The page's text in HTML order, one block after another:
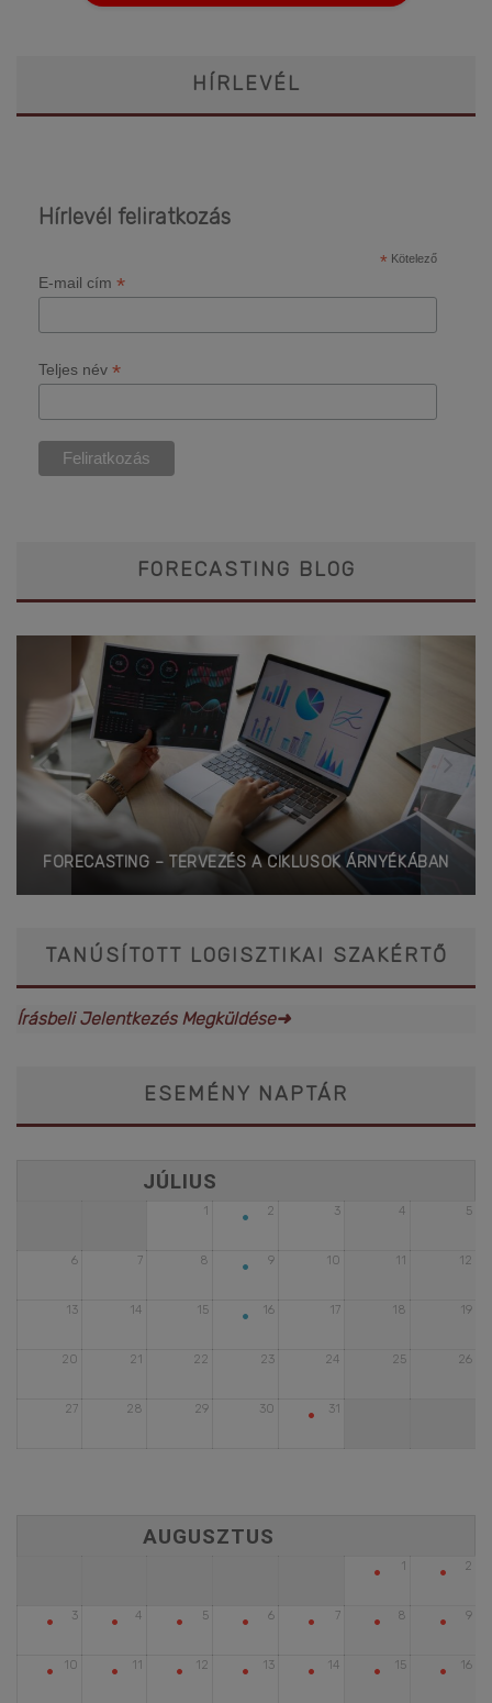
HÍRLEVÉL
Hírlevél feliratkozás
* Kötelező
E-mail cím *
Teljes név *
FORECASTING BLOG
FORECASTING – TERVEZÉS A CIKLUSOK ÁRNYÉKÁBAN
TANÚSÍTOTT LOGISZTIKAI SZAKÉRTŐ
Írásbeli Jelentkezés Megküldése➜
ESEMÉNY NAPTÁR
1 2
• 3 4 5
6 7 8 9
• 10 11 12
13 14 15 16
• 17 18 19
20 21 22 23 24 25 26
27 28 29 30 31
•
1
• 2
•
3
• 4
• 5
• 6
• 7
• 8
• 9
•
10
• 11
• 12
• 13
• 14
• 15
• 16
•